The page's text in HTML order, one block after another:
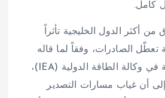
كامل.
من أكثر الدول الخليجية تأثراً
تعطّل الصادرات، وفقاً لما قاله
كبير اقتصاديي الطاقة في وكالة الطاقة الدولية (IEA)،
أن غياب مسارات التصدير